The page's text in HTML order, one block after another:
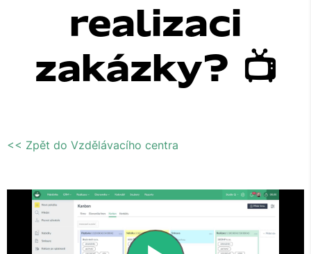
realizaci
zakázky? 📺
<< Zpět do Vzdělávacího centra